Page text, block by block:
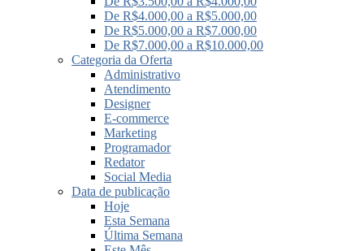
De R$4.000,00 a R$5.000,00
De R$5.000,00 a R$7.000,00
De R$7.000,00 a R$10.000,00
Categoria da Oferta
Administrativo
Atendimento
Designer
E-commerce
Marketing
Programador
Redator
Social Media
Data de publicação
Hoje
Esta Semana
Última Semana